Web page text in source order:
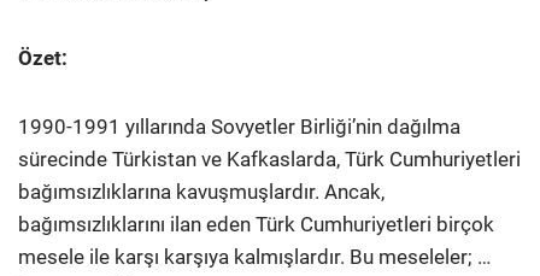
Özet:
1990-1991 yıllarında Sovyetler Birliği’nin dağılma
sürecinde Türkistan ve Kafkaslarda, Türk Cumhuriyetleri
bağımsızlıklarına kavuşmuşlardır. Ancak,
bağımsızlıklarını ilan eden Türk Cumhuriyetleri birçok
mesele ile karşı karşıya kalmışlardır. Bu meseleler; …